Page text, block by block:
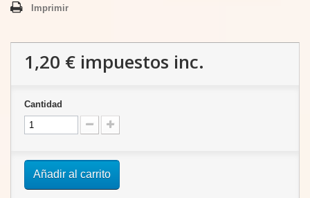
Imprimir
1,20 € impuestos inc.
Cantidad
Añadir al carrito